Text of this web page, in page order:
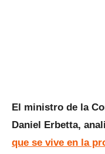
El ministro de la
Daniel Erbetta,
que se vive en la